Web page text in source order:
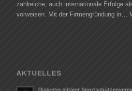
zahlreiche, auch internationale Erfolge
vorweisen. Mit der Firmengründung in…
AKTUELLES
Diskreter elitärer